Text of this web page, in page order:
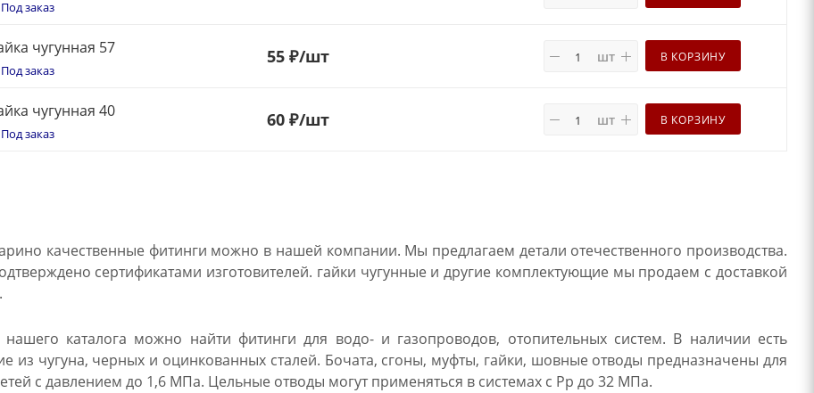
Под заказ
чугунная 57
Под заказ
55 ₽/шт шт В КОРЗИНУ
чугунная 40
Под заказ
60 ₽/шт шт В КОРЗИНУ
качественные фитинги можно в нашей компании. Мы предлагаем детали отечественного производства.
сертификатами изготовителей. гайки чугунные и другие комплектующие мы продаем с доставкой
нашего каталога можно найти фитинги для водо- и газопроводов, отопительных систем. В наличии есть
из чугуна, черных и оцинкованных сталей. Бочата, сгоны, муфты, гайки, шовные отводы предназначены для
с давлением до 1,6 МПа. Цельные отводы могут применяться в системах с Рр до 32 МПа.